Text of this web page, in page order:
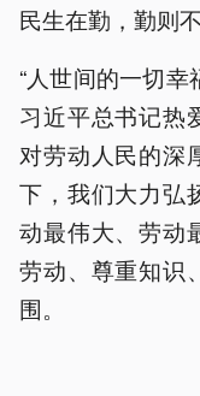
民生在勤，勤则不
“人世间的一切
习近平总书记热
对劳动人民的深
下，我们大力弘
动最伟大、劳动
劳动、尊重知识
围。